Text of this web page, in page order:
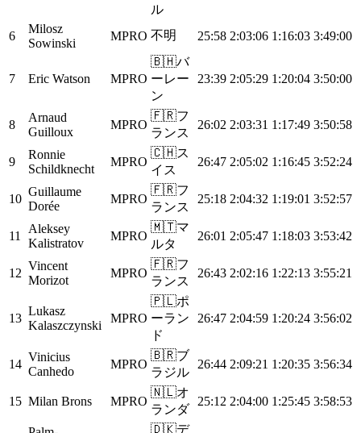
ル
6
Milosz
Sowinski
MPRO 不明 25:58 2:03:06 1:16:03 3:49:00
7 Eric Watson MPRO
🇧🇭バ
ーレー
ン
23:39 2:05:29 1:20:04 3:50:00
8
Arnaud
Guilloux
MPRO
🇫🇷フ
ランス
26:02 2:03:31 1:17:49 3:50:58
9
Ronnie
Schildknecht
MPRO
🇨🇭ス
イス
26:47 2:05:02 1:16:45 3:52:24
10
Guillaume
Dorée
MPRO
🇫🇷フ
ランス
25:18 2:04:32 1:19:01 3:52:57
11
Aleksey
Kalistratov
MPRO
🇲🇹マ
ルタ
26:01 2:05:47 1:18:03 3:53:42
12
Vincent
Morizot
MPRO
🇫🇷フ
ランス
26:43 2:02:16 1:22:13 3:55:21
13
Lukasz
Kalaszczynski
MPRO
🇵🇱ポ
ーラン
ド
26:47 2:04:59 1:20:24 3:56:02
14
Vinicius
Canhedo
MPRO
🇧🇷ブ
ラジル
26:44 2:09:21 1:20:35 3:56:34
15 Milan Brons MPRO
🇳🇱オ
ランダ
25:12 2:04:00 1:25:45 3:58:53
🇩🇰デ